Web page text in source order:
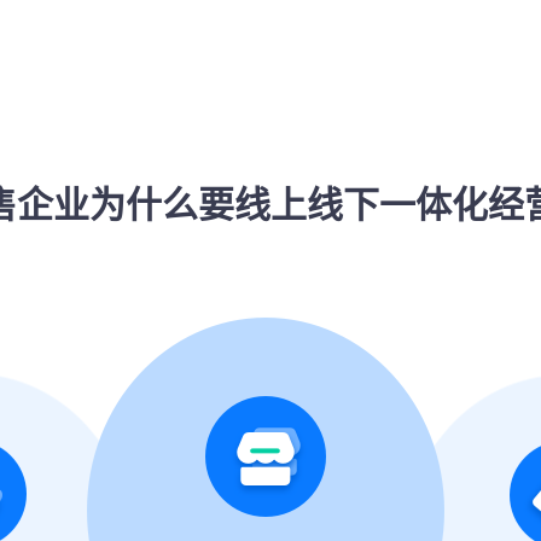
企业为什么要线上线下一体化经